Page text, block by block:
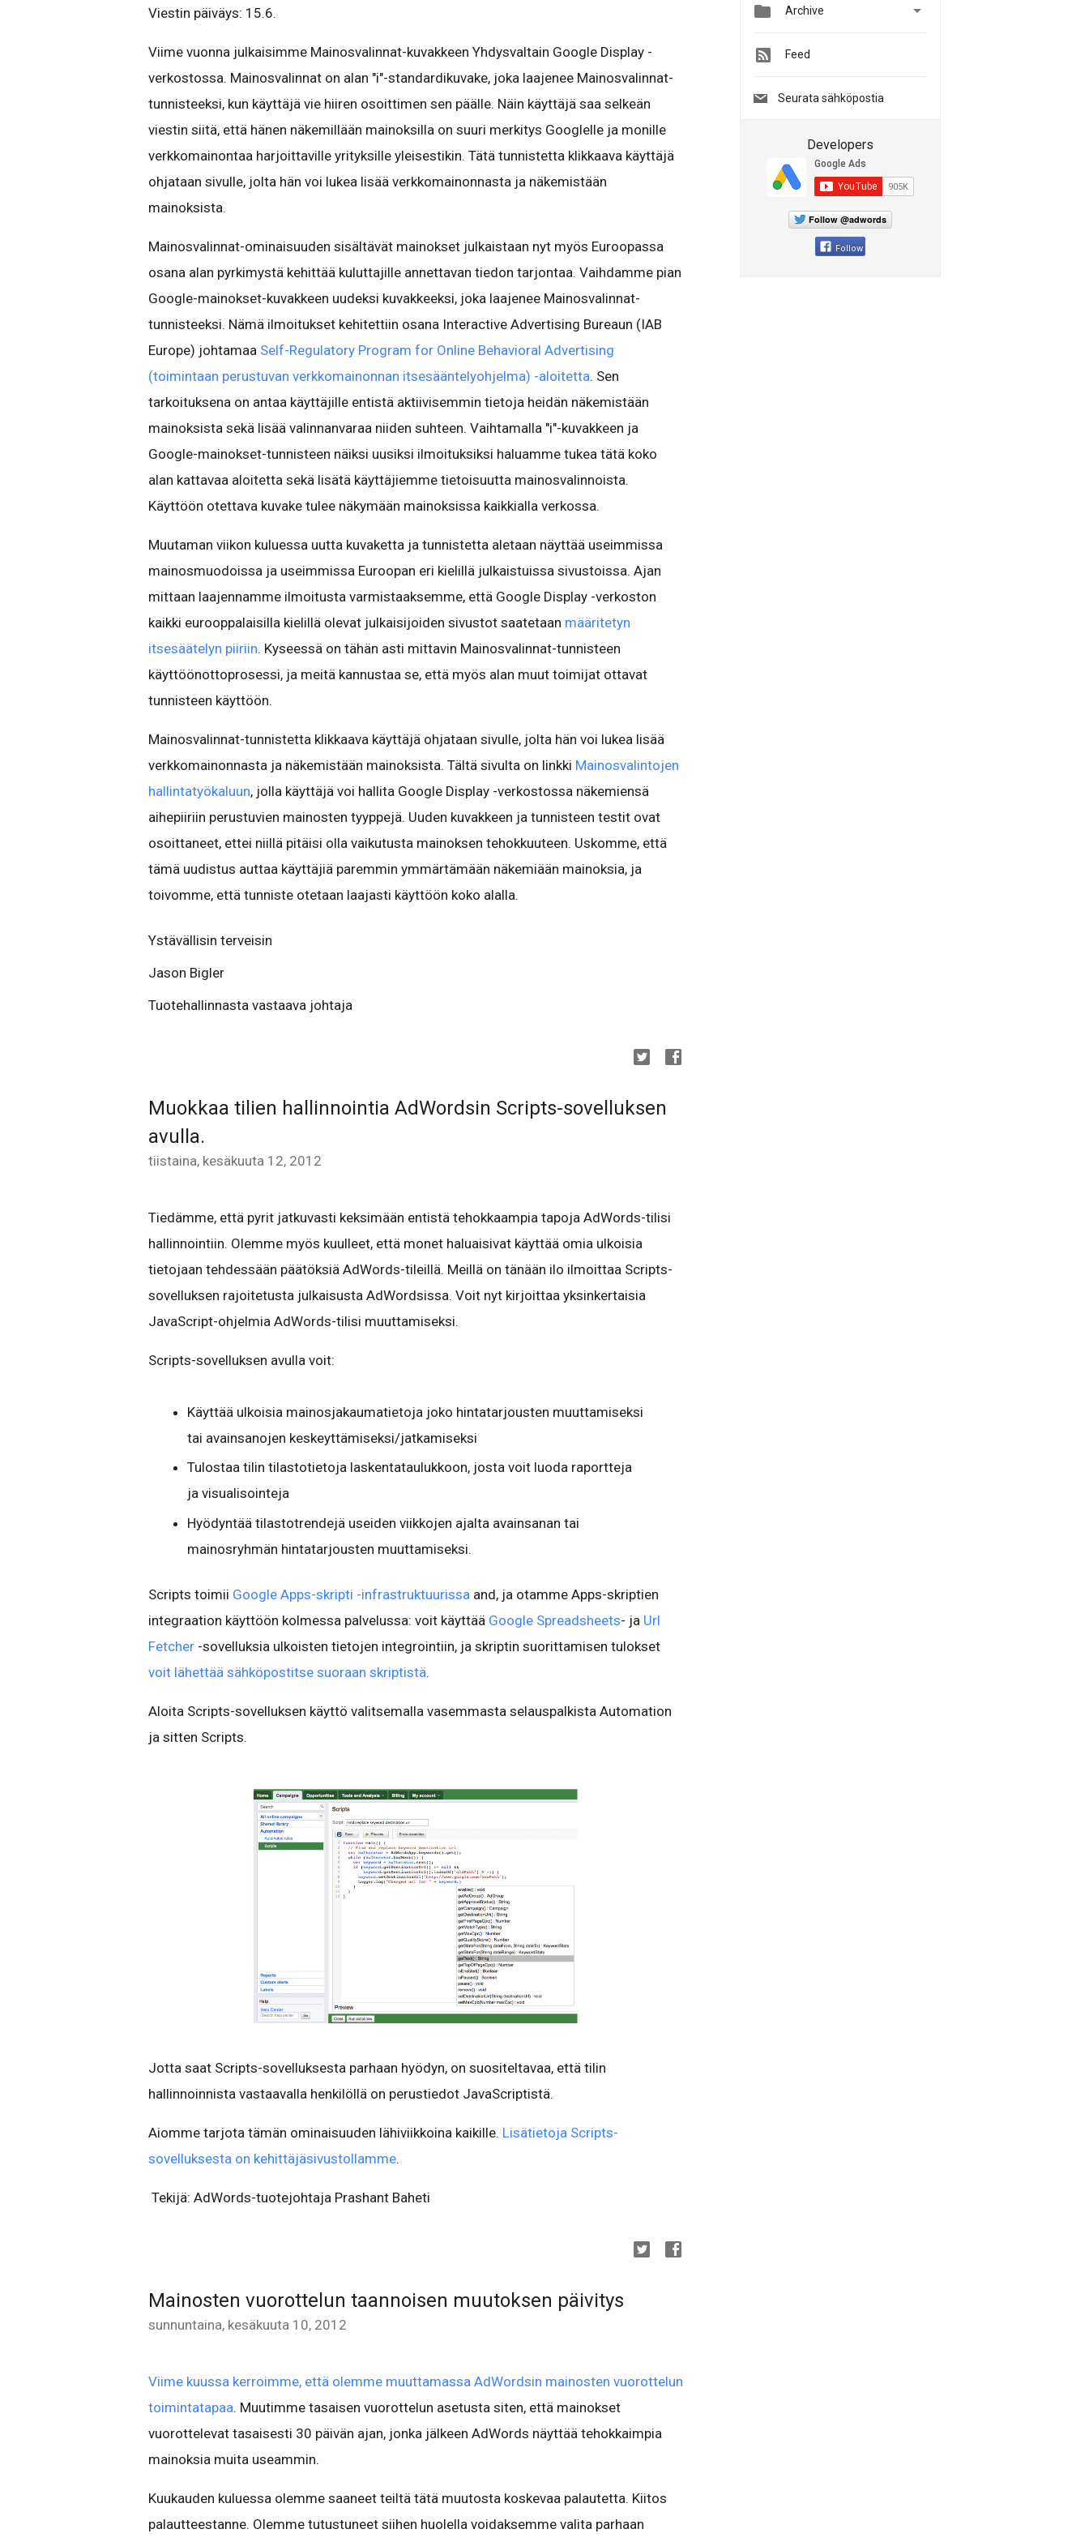
Viestin päiväys: 15.6.
Viime vuonna julkaisimme Mainosvalinnat-kuvakkeen Yhdysvaltain Google Display -
verkostossa. Mainosvalinnat on alan "i"-standardikuvake, joka laajenee Mainosvalinnat-
tunnisteeksi, kun käyttäjä vie hiiren osoittimen sen päälle. Näin käyttäjä saa selkeän
viestin siitä, että hänen näkemillään mainoksilla on suuri merkitys Googlelle ja monille
verkkomainontaa harjoittaville yrityksille yleisestikin. Tätä tunnistetta klikkaava käyttäjä
ohjataan sivulle, jolta hän voi lukea lisää verkkomainonnasta ja näkemistään
mainoksista.
Mainosvalinnat-ominaisuuden sisältävät mainokset julkaistaan nyt myös Euroopassa
osana alan pyrkimystä kehittää kuluttajille annettavan tiedon tarjontaa. Vaihdamme pian
Google-mainokset-kuvakkeen uudeksi kuvakkeeksi, joka laajenee Mainosvalinnat-
tunnisteeksi. Nämä ilmoitukset kehitettiin osana Interactive Advertising Bureaun (IAB
Europe) johtamaa Self-Regulatory Program for Online Behavioral Advertising
(toimintaan perustuvan verkkomainonnan itsesääntelyohjelma) -aloitetta. Sen
tarkoituksena on antaa käyttäjille entistä aktiivisemmin tietoja heidän näkemistään
mainoksista sekä lisää valinnanvaraa niiden suhteen. Vaihtamalla "i"-kuvakkeen ja
Google-mainokset-tunnisteen näiksi uusiksi ilmoituksiksi haluamme tukea tätä koko
alan kattavaa aloitetta sekä lisätä käyttäjiemme tietoisuutta mainosvalinnoista.
Käyttöön otettava kuvake tulee näkymään mainoksissa kaikkialla verkossa.
Muutaman viikon kuluessa uutta kuvaketta ja tunnistetta aletaan näyttää useimmissa
mainosmuodoissa ja useimmissa Euroopan eri kielillä julkaistuissa sivustoissa. Ajan
mittaan laajennamme ilmoitusta varmistaaksemme, että Google Display -verkoston
kaikki eurooppalaisilla kielillä olevat julkaisijoiden sivustot saatetaan määritetyn
itsesäätelyn piiriin. Kyseessä on tähän asti mittavin Mainosvalinnat-tunnisteen
käyttöönottoprosessi, ja meitä kannustaa se, että myös alan muut toimijat ottavat
tunnisteen käyttöön.
Mainosvalinnat-tunnistetta klikkaava käyttäjä ohjataan sivulle, jolta hän voi lukea lisää
verkkomainonnasta ja näkemistään mainoksista. Tältä sivulta on linkki Mainosvalintojen
hallintatyökaluun, jolla käyttäjä voi hallita Google Display -verkostossa näkemiensä
aihepiiriin perustuvien mainosten tyyppejä. Uuden kuvakkeen ja tunnisteen testit ovat
osoittaneet, ettei niillä pitäisi olla vaikutusta mainoksen tehokkuuteen. Uskomme, että
tämä uudistus auttaa käyttäjiä paremmin ymmärtämään näkemiään mainoksia, ja
toivomme, että tunniste otetaan laajasti käyttöön koko alalla.
Ystävällisin terveisin
Jason Bigler
Tuotehallinnasta vastaava johtaja
Muokkaa tilien hallinnointia AdWordsin Scripts-sovelluksen
avulla.
tiistaina, kesäkuuta 12, 2012
Tiedämme, että pyrit jatkuvasti keksimään entistä tehokkaampia tapoja AdWords-tilisi
hallinnointiin. Olemme myös kuulleet, että monet haluaisivat käyttää omia ulkoisia
tietojaan tehdessään päätöksiä AdWords-tileillä. Meillä on tänään ilo ilmoittaa Scripts-
sovelluksen rajoitetusta julkaisusta AdWordsissa. Voit nyt kirjoittaa yksinkertaisia
JavaScript-ohjelmia AdWords-tilisi muuttamiseksi.
Scripts-sovelluksen avulla voit:
Käyttää ulkoisia mainosjakaumatietoja joko hintatarjousten muuttamiseksi
tai avainsanojen keskeyttämiseksi/jatkamiseksi
Tulostaa tilin tilastotietoja laskentataulukkoon, josta voit luoda raportteja
ja visualisointeja
Hyödyntää tilastotrendejä useiden viikkojen ajalta avainsanan tai
mainosryhmän hintatarjousten muuttamiseksi.
Scripts toimii Google Apps-skripti -infrastruktuurissa and, ja otamme Apps-skriptien
integraation käyttöön kolmessa palvelussa: voit käyttää Google Spreadsheets- ja Url
Fetcher -sovelluksia ulkoisten tietojen integrointiin, ja skriptin suorittamisen tulokset
voit lähettää sähköpostitse suoraan skriptistä.
Aloita Scripts-sovelluksen käyttö valitsemalla vasemmasta selauspalkista Automation
ja sitten Scripts.
Jotta saat Scripts-sovelluksesta parhaan hyödyn, on suositeltavaa, että tilin
hallinnoinnista vastaavalla henkilöllä on perustiedot JavaScriptistä.
Aiomme tarjota tämän ominaisuuden lähiviikkoina kaikille. Lisätietoja Scripts-
sovelluksesta on kehittäjäsivustollamme.
Tekijä: AdWords-tuotejohtaja Prashant Baheti
Mainosten vuorottelun taannoisen muutoksen päivitys
sunnuntaina, kesäkuuta 10, 2012
Viime kuussa kerroimme, että olemme muuttamassa AdWordsin mainosten vuorottelun
toimintatapaa. Muutimme tasaisen vuorottelun asetusta siten, että mainokset
vuorottelevat tasaisesti 30 päivän ajan, jonka jälkeen AdWords näyttää tehokkaimpia
mainoksia muita useammin.
Kuukauden kuluessa olemme saaneet teiltä tätä muutosta koskevaa palautetta. Kiitos
palautteestanne. Olemme tutustuneet siihen huolella voidaksemme valita parhaan
 Archive 
Feed
Seurata sähköpostia
Developers
Follow @adwords
Follow